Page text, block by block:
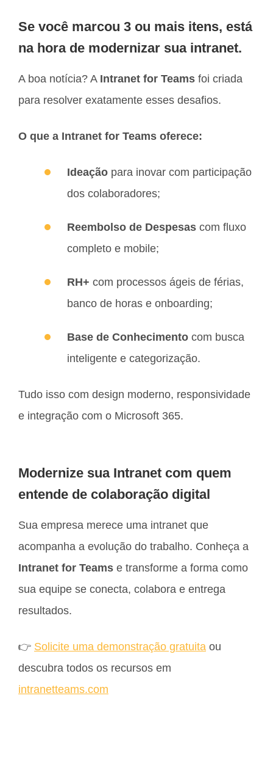
Se você marcou 3 ou mais itens, está
na hora de modernizar sua intranet.
A boa notícia? A Intranet for Teams foi criada
para resolver exatamente esses desafios.
O que a Intranet for Teams oferece:
Ideação para inovar com participação
dos colaboradores;
Reembolso de Despesas com fluxo
completo e mobile;
RH+ com processos ágeis de férias,
banco de horas e onboarding;
Base de Conhecimento com busca
inteligente e categorização.
Tudo isso com design moderno, responsividade
e integração com o Microsoft 365.
Modernize sua Intranet com quem
entende de colaboração digital
Sua empresa merece uma intranet que
acompanha a evolução do trabalho. Conheça a
Intranet for Teams e transforme a forma como
sua equipe se conecta, colabora e entrega
resultados.
👉 Solicite uma demonstração gratuita ou
descubra todos os recursos em
intranetteams.com